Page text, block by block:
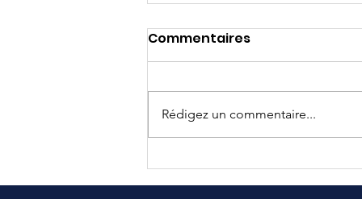
Election du président des
Républicains
Commentaires
Rédigez un commentaire...